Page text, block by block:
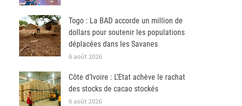
Togo : La BAD accorde un million de
dollars pour soutenir les populations
déplacées dans les Savanes
6 août 2026
Côte d’Ivoire : L’Etat achève le rachat
des stocks de cacao stockés
6 août 2026